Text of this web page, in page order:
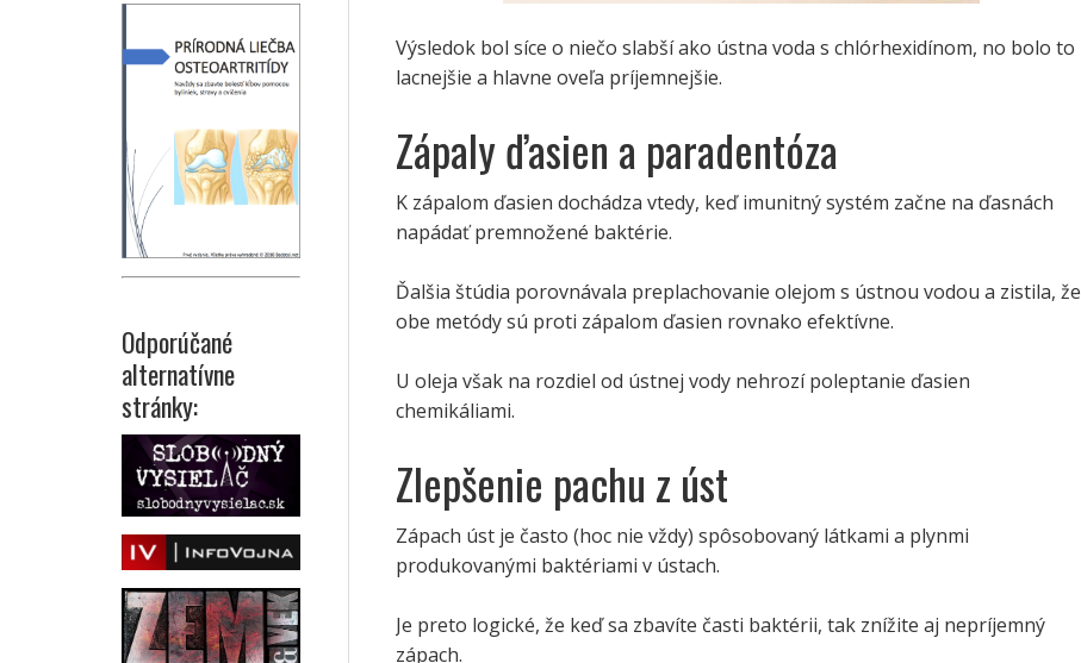
Výsledok bol síce o niečo slabší ako ústna voda s chlórhexidínom, no bolo to
lacnejšie a hlavne oveľa príjemnejšie.
Zápaly ďasien a paradentóza
K zápalom ďasien dochádza vtedy, keď imunitný systém začne na ďasnách
napádať premnožené baktérie.
Ďalšia štúdia porovnávala preplachovanie olejom s ústnou vodou a zistila, že
obe metódy sú proti zápalom ďasien rovnako efektívne.
U oleja však na rozdiel od ústnej vody nehrozí poleptanie ďasien
chemikáliami.
Zlepšenie pachu z úst
Zápach úst je často (hoc nie vždy) spôsobovaný látkami a plynmi
produkovanými baktériami v ústach.
Je preto logické, že keď sa zbavíte časti baktérii, tak znížite aj nepríjemný
zápach.
Odporúčané
alternatívne
stránky: